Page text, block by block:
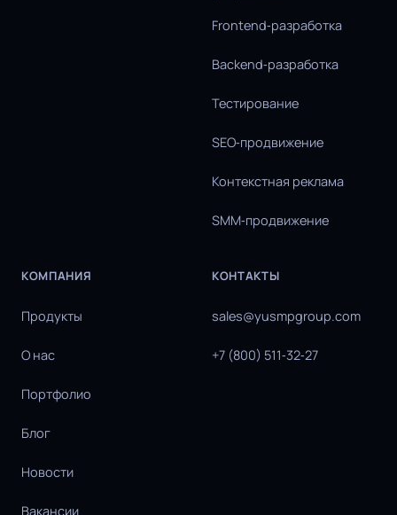
Frontend‑разработка
Backend‑разработка
Тестирование
SEO‑продвижение
Контекстная реклама
SMM‑продвижение
КОМПАНИЯ
Продукты
О нас
Портфолио
Блог
Новости
Вакансии
КОНТАКТЫ
sales@yusmpgroup.com
+7 (800) 511‑32‑27